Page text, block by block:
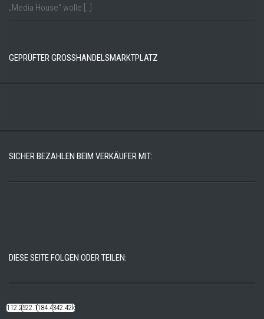
„Media House“ wolle […]
GEPRÜFTER GROSSHANDELSMARKTPLATZ
SICHER BEZAHLEN BEIM VERKÄUFER MIT:
DIESE SEITE FOLGEN ODER TEILEN:
112.22k522.14k184.48k342.42k